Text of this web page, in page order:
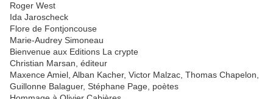
Roger West
Ida Jaroscheck
Flore de Fontjoncouse
Marie-Audrey Simoneau
Bienvenue aux Editions La crypte
Christian Marsan, éditeur
Maxence Amiel, Alban Kacher, Victor Malzac, Thomas Chapelon,
Guillonne Balaguer, Stéphane Page, poètes